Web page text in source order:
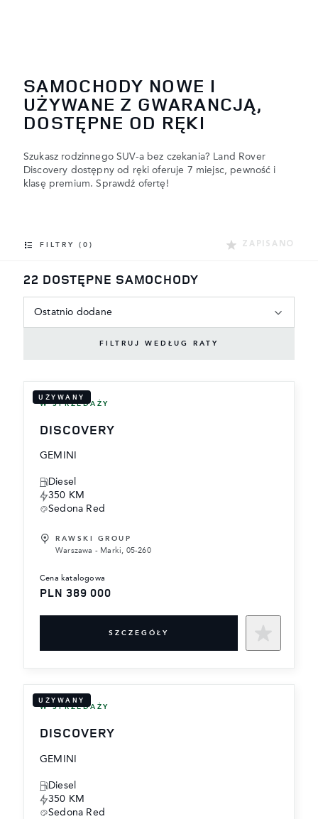
SAMOCHODY NOWE I
UŻYWANE Z GWARANCJĄ,
DOSTĘPNE OD RĘKI
Szukasz rodzinnego SUV-a bez czekania? Land Rover
Discovery dostępny od ręki oferuje 7 miejsc, pewność i
klasę premium. Sprawdź ofertę!
FILTRY (0) ZAPISANO
22 DOSTĘPNE SAMOCHODY
Ostatnio dodane
FILTRUJ WEDŁUG RATY
UŻYWANY
W SPRZEDAŻY
DISCOVERY
GEMINI
Diesel
350 KM
Sedona Red
RAWSKI GROUP
Warszawa - Marki, 05-260
cena katalogowa
PLN 389 000
SZCZEGÓŁY
UŻYWANY
W SPRZEDAŻY
DISCOVERY
GEMINI
Diesel
350 KM
Sedona Red